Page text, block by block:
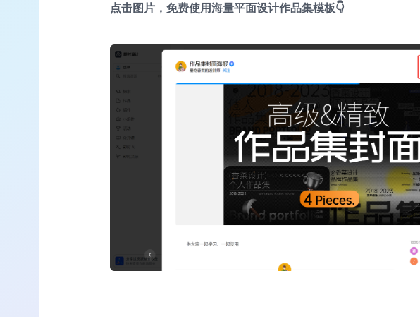
点击图片，免费使用海量平面设计作品集模板👇